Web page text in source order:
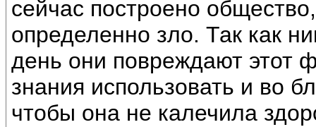
сейчас построено
определенно зло. Так как
день они повреждают этот
знания использовать и во
чтобы она не калечила